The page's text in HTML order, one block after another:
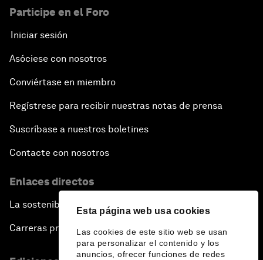
Esta página web usa cookies
Las cookies de este sitio web se usan
para personalizar el contenido y los
anuncios, ofrecer funciones de redes
Participe en el Foro
Iniciar sesión
Asóciese con nosotros
Conviértase en miembro
Regístrese para recibir nuestras notas de prensa
Suscríbase a nuestros boletines
Contacte con nosotros
Enlaces directos
La sostenibilidad en el Foro
Carreras profesionales